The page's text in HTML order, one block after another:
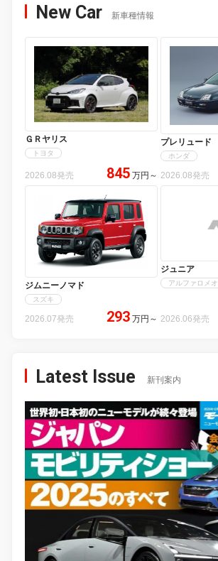
New Car 新車種情報
ＧＲヤリス
トヨタ
2026.08発売 845 万円 ～
プレリュード
ホンダ
2026.08発売
ジムニーノマド
スズキ
2026.07発売 293 万円 ～
ジュニア
アルファロメオ
2026.06発売
Latest Issue 新刊案内